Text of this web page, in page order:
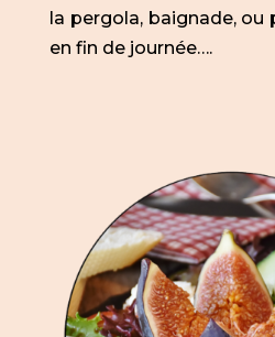
la pergola, baignade,
en fin de journée….